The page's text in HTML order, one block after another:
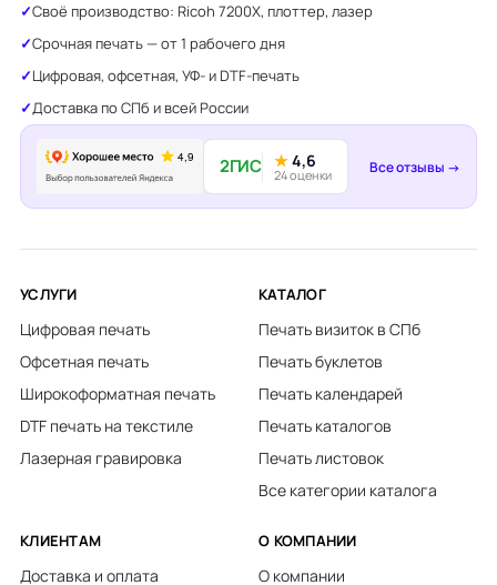
Своё производство: Ricoh 7200X, плоттер, лазер
Срочная печать — от 1 рабочего дня
Цифровая, офсетная, УФ- и DTF-печать
Доставка по СПб и всей России
2ГИС ★4,6
24 оценки Все отзывы →
УСЛУГИ
Цифровая печать
Офсетная печать
Широкоформатная печать
DTF печать на текстиле
Лазерная гравировка
КАТАЛОГ
Печать визиток в СПб
Печать буклетов
Печать календарей
Печать каталогов
Печать листовок
Все категории каталога
КЛИЕНТАМ
Доставка и оплата
О КОМПАНИИ
О компании